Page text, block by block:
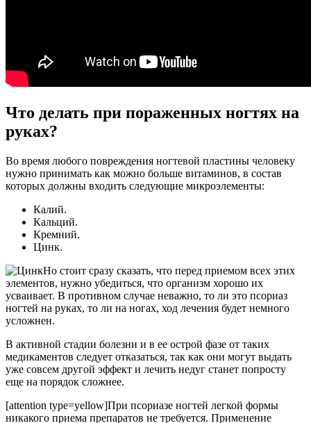
Что делать при пораженных ногтях на
руках?
Во время любого повреждения ногтевой пластины человеку
нужно принимать как можно больше витаминов, в состав
которых должны входить следующие микроэлементы:
Калий.
Кальций.
Кремний.
Цинк.
Но стоит сразу сказать, что перед приемом всех этих
элементов, нужно убедиться, что организм хорошо их
усваивает. В противном случае неважно, то ли это псориаз
ногтей на руках, то ли на ногах, ход лечения будет немного
усложнен.
В активной стадии болезни и в ее острой фазе от таких
медикаментов следует отказаться, так как они могут выдать
уже совсем другой эффект и лечить недуг станет попросту
еще на порядок сложнее.
[attention type=yellow]При псориазе ногтей легкой формы
никакого приема препаратов не требуется. Применение